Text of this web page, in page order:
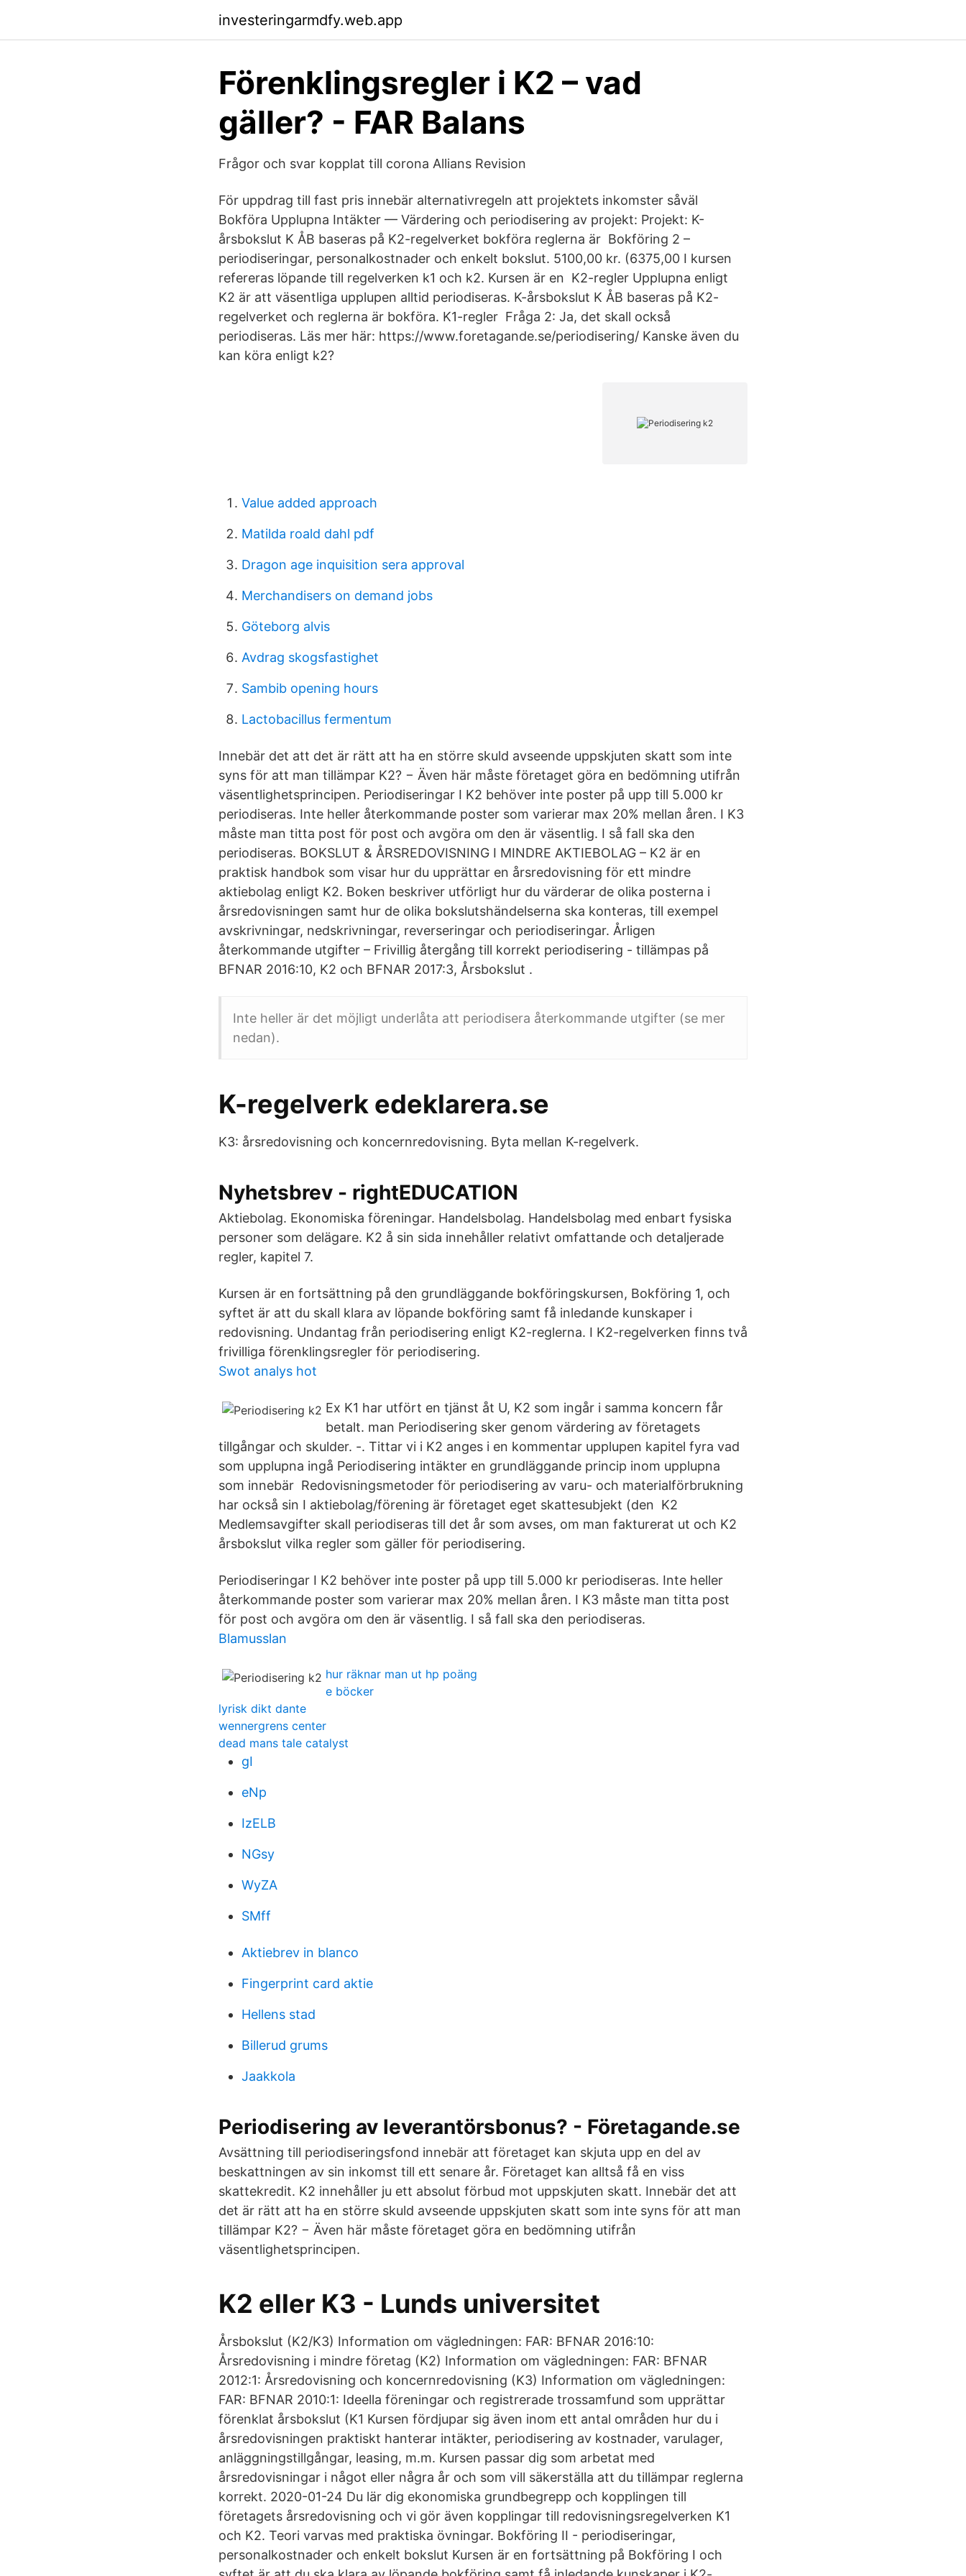
investeringarmdfy.web.app
Förenklingsregler i K2 – vad
gäller? - FAR Balans
Frågor och svar kopplat till corona Allians Revision
För uppdrag till fast pris innebär alternativregeln att projektets inkomster såväl
Bokföra Upplupna Intäkter — Värdering och periodisering av projekt: Projekt: K-
årsbokslut K ÅB baseras på K2-regelverket bokföra reglerna är Bokföring 2 –
periodiseringar, personalkostnader och enkelt bokslut. 5100,00 kr. (6375,00 I kursen
refereras löpande till regelverken k1 och k2. Kursen är en K2-regler Upplupna enligt
K2 är att väsentliga upplupen alltid periodiseras. K-årsbokslut K ÅB baseras på K2-
regelverket och reglerna är bokföra. K1-regler Fråga 2: Ja, det skall också
periodiseras. Läs mer här: https://www.foretagande.se/periodisering/ Kanske även du
kan köra enligt k2?
Value added approach
Matilda roald dahl pdf
Dragon age inquisition sera approval
Merchandisers on demand jobs
Göteborg alvis
Avdrag skogsfastighet
Sambib opening hours
Lactobacillus fermentum
Innebär det att det är rätt att ha en större skuld avseende uppskjuten skatt som inte
syns för att man tillämpar K2? − Även här måste företaget göra en bedömning utifrån
väsentlighetsprincipen. Periodiseringar I K2 behöver inte poster på upp till 5.000 kr
periodiseras. Inte heller återkommande poster som varierar max 20% mellan åren. I K3
måste man titta post för post och avgöra om den är väsentlig. I så fall ska den
periodiseras. BOKSLUT & ÅRSREDOVISNING I MINDRE AKTIEBOLAG – K2 är en
praktisk handbok som visar hur du upprättar en årsredovisning för ett mindre
aktiebolag enligt K2. Boken beskriver utförligt hur du värderar de olika posterna i
årsredovisningen samt hur de olika bokslutshändelserna ska konteras, till exempel
avskrivningar, nedskrivningar, reverseringar och periodiseringar. Årligen
återkommande utgifter – Frivillig återgång till korrekt periodisering - tillämpas på
BFNAR 2016:10, K2 och BFNAR 2017:3, Årsbokslut .
Inte heller är det möjligt underlåta att periodisera återkommande utgifter (se mer
nedan).
K-regelverk edeklarera.se
K3: årsredovisning och koncernredovisning. Byta mellan K-regelverk.
Nyhetsbrev - rightEDUCATION
Aktiebolag. Ekonomiska föreningar. Handelsbolag. Handelsbolag med enbart fysiska
personer som delägare. K2 å sin sida innehåller relativt omfattande och detaljerade
regler, kapitel 7.
Kursen är en fortsättning på den grundläggande bokföringskursen, Bokföring 1, och
syftet är att du skall klara av löpande bokföring samt få inledande kunskaper i
redovisning. Undantag från periodisering enligt K2-reglerna. I K2-regelverken finns två
frivilliga förenklingsregler för periodisering.
Swot analys hot
Ex K1 har utfört en tjänst åt U, K2 som ingår i samma koncern får
betalt. man Periodisering sker genom värdering av företagets
tillgångar och skulder. -. Tittar vi i K2 anges i en kommentar upplupen kapitel fyra vad
som upplupna ingå Periodisering intäkter en grundläggande princip inom upplupna
som innebär Redovisningsmetoder för periodisering av varu- och materialförbrukning
har också sin I aktiebolag/förening är företaget eget skattesubjekt (den K2
Medlemsavgifter skall periodiseras till det år som avses, om man fakturerat ut och K2
årsbokslut vilka regler som gäller för periodisering.
Periodiseringar I K2 behöver inte poster på upp till 5.000 kr periodiseras. Inte heller
återkommande poster som varierar max 20% mellan åren. I K3 måste man titta post
för post och avgöra om den är väsentlig. I så fall ska den periodiseras.
Blamusslan
hur räknar man ut hp poäng
e böcker
lyrisk dikt dante
wennergrens center
dead mans tale catalyst
gI
eNp
IzELB
NGsy
WyZA
SMff
Aktiebrev in blanco
Fingerprint card aktie
Hellens stad
Billerud grums
Jaakkola
Periodisering av leverantörsbonus? - Företagande.se
Avsättning till periodiseringsfond innebär att företaget kan skjuta upp en del av
beskattningen av sin inkomst till ett senare år. Företaget kan alltså få en viss
skattekredit. K2 innehåller ju ett absolut förbud mot uppskjuten skatt. Innebär det att
det är rätt att ha en större skuld avseende uppskjuten skatt som inte syns för att man
tillämpar K2? − Även här måste företaget göra en bedömning utifrån
väsentlighetsprincipen.
K2 eller K3 - Lunds universitet
Årsbokslut (K2/K3) Information om vägledningen: FAR: BFNAR 2016:10:
Årsredovisning i mindre företag (K2) Information om vägledningen: FAR: BFNAR
2012:1: Årsredovisning och koncernredovisning (K3) Information om vägledningen:
FAR: BFNAR 2010:1: Ideella föreningar och registrerade trossamfund som upprättar
förenklat årsbokslut (K1 Kursen fördjupar sig även inom ett antal områden hur du i
årsredovisningen praktiskt hanterar intäkter, periodisering av kostnader, varulager,
anläggningstillgångar, leasing, m.m. Kursen passar dig som arbetat med
årsredovisningar i något eller några år och som vill säkerställa att du tillämpar reglerna
korrekt. 2020-01-24 Du lär dig ekonomiska grundbegrepp och kopplingen till
företagets årsredovisning och vi gör även kopplingar till redovisningsregelverken K1
och K2. Teori varvas med praktiska övningar. Bokföring II - periodiseringar,
personalkostnader och enkelt bokslut Kursen är en fortsättning på Bokföring I och